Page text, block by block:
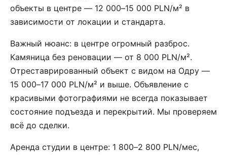
объекты в центре — 12 000–15 000 PLN/м² в
зависимости от локации и стандарта.
Важный нюанс: в центре огромный разброс.
Камяница без реновации — от 8 000 PLN/м².
Отреставрированный объект с видом на Одру —
15 000–17 000 PLN/м² и выше. Объявление с
красивыми фотографиями не всегда показывает
состояние подъезда и перекрытий. Мы проверяем
всё до сделки.
Аренда студии в центре: 1 800–2 800 PLN/мес,